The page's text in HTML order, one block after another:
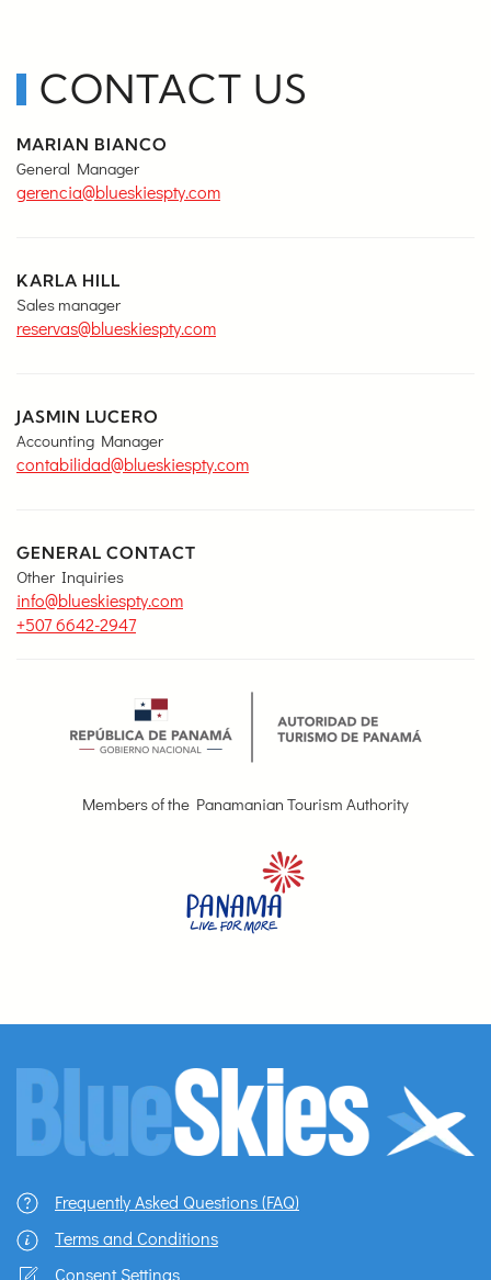
CONTACT US
MARIAN BIANCO
General Manager
gerencia@blueskiespty.com
KARLA HILL
Sales manager
reservas@blueskiespty.com
JASMIN LUCERO
Accounting Manager
contabilidad@blueskiespty.com
GENERAL CONTACT
Other Inquiries
info@blueskiespty.com
+507 6642-2947
Members of the Panamanian Tourism Authority
Frequently Asked Questions (FAQ)
Terms and Conditions
Consent Settings